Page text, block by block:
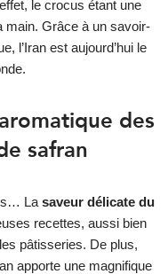
le crocus étant une
main. Grâce à un savoir-
l’Iran est aujourd’hui le
des
safran
La saveur délicate du
recettes, aussi bien
pâtisseries. De plus,
apporte une magnifique